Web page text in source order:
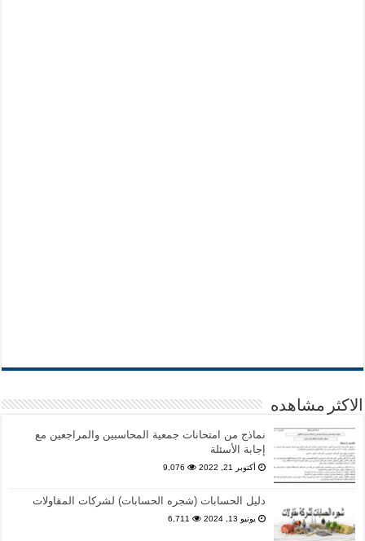
الاكثر مشاهده
نماذج من امتحانات جمعية المحاسبين والمراجعين مع
إجابة الأسئلة
أكتوبر 21, 2022 9,076
دليل الحسابات (شجره الحسابات) لشركات المقاولات
يونيو 13, 2024 6,711